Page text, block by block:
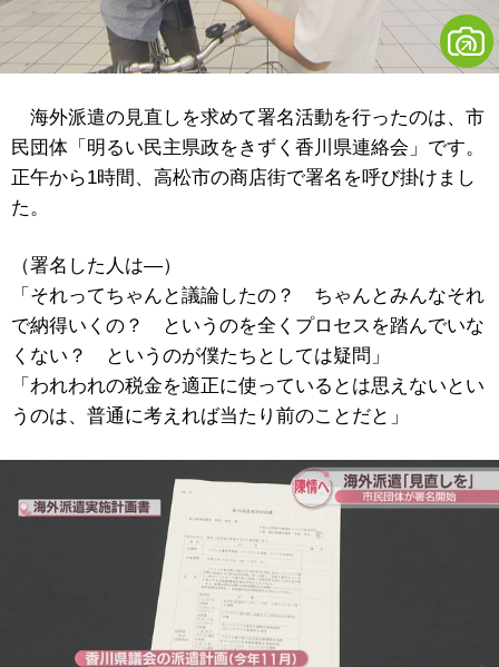
海外派遣の見直しを求めて署名活動を行ったのは、市
民団体「明るい民主県政をきずく香川県連絡会」です。
正午から1時間、高松市の商店街で署名を呼び掛けまし
た。
（署名した人は―）
「それってちゃんと議論したの？ ちゃんとみんなそれ
で納得いくの？ というのを全くプロセスを踏んでいな
くない？ というのが僕たちとしては疑問」
「われわれの税金を適正に使っているとは思えないとい
うのは、普通に考えれば当たり前のことだと」